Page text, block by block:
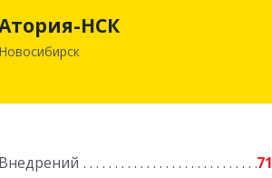
НСК
Новосибирск
Внедрений
71
Новосибирск г, Дуси Ковальчук ул,